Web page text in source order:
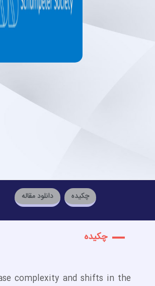
چکیده دانلود مقاله
چکیده
complexity and shifts in the